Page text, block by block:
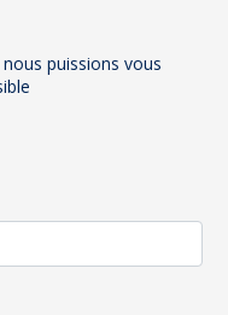
puissions vous